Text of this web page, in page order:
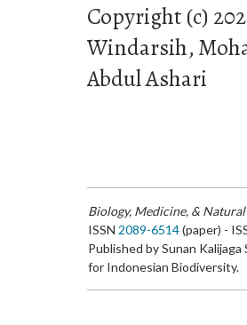
Copyright (c)
Windarsih,
Abdul Ashari
Biology, Medicine, &
ISSN 2089-6514(paper) -
Published by Sunan
for Indonesian Biodiversity.